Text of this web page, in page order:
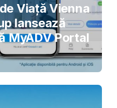
Viață Vienna
lansează
MyADV Portal